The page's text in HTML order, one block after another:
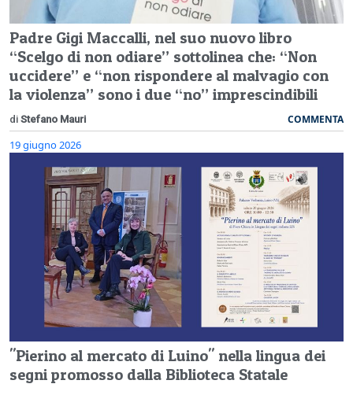
Padre Gigi Maccalli, nel suo nuovo libro
“Scelgo di non odiare” sottolinea che: “Non
uccidere” e “non rispondere al malvagio con
la violenza” sono i due “no” imprescindibili
di Stefano Mauri COMMENTA
19 giugno 2026
"Pierino al mercato di Luino" nella lingua dei
segni promosso dalla Biblioteca Statale